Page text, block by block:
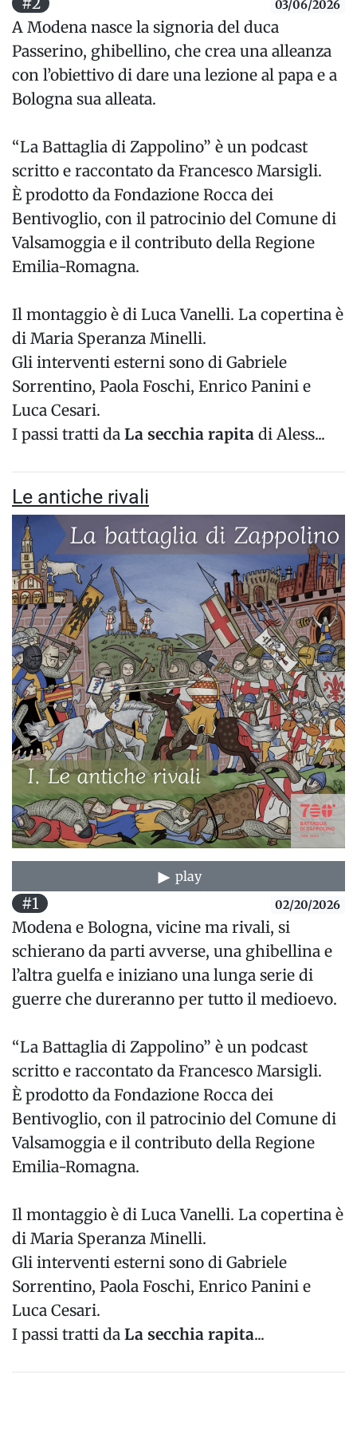
03/06/2026
A Modena nasce la signoria del duca
Passerino, ghibellino, che crea una alleanza
con l’obiettivo di dare una lezione al papa e a
Bologna sua alleata.
“La Battaglia di Zappolino” è un podcast
scritto e raccontato da Francesco Marsigli.
È prodotto da Fondazione Rocca dei
Bentivoglio, con il patrocinio del Comune di
Valsamoggia e il contributo della Regione
Emilia-Romagna.
Il montaggio è di Luca Vanelli. La copertina è
di Maria Speranza Minelli.
Gli interventi esterni sono di Gabriele
Sorrentino, Paola Foschi, Enrico Panini e
Luca Cesari.
I passi tratti da La secchia rapita di Aless...
Le antiche rivali
play
#1 02/20/2026
Modena e Bologna, vicine ma rivali, si
schierano da parti avverse, una ghibellina e
l’altra guelfa e iniziano una lunga serie di
guerre che dureranno per tutto il medioevo.
“La Battaglia di Zappolino” è un podcast
scritto e raccontato da Francesco Marsigli.
È prodotto da Fondazione Rocca dei
Bentivoglio, con il patrocinio del Comune di
Valsamoggia e il contributo della Regione
Emilia-Romagna.
Il montaggio è di Luca Vanelli. La copertina è
di Maria Speranza Minelli.
Gli interventi esterni sono di Gabriele
Sorrentino, Paola Foschi, Enrico Panini e
Luca Cesari.
I passi tratti da La secchia rapita...